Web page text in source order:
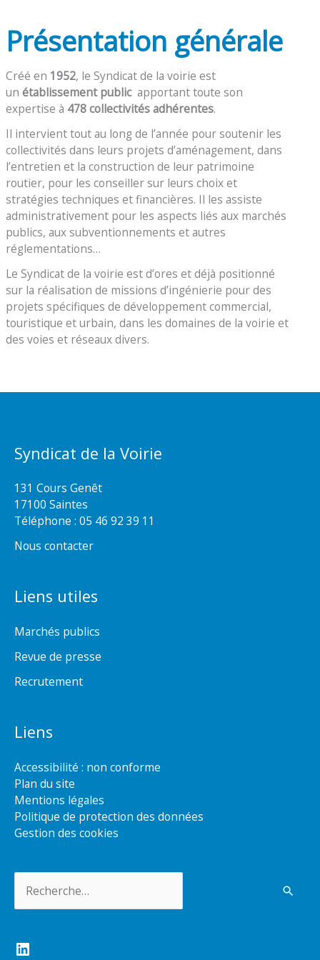
Présentation générale
Créé en 1952, le Syndicat de la voirie est
unétablissement publicapportant toute son
expertise à 478 collectivités adhérentes.
Il intervient tout au long de l’année pour soutenir les
collectivités dans leurs projets d’aménagement, dans
l’entretien et la construction de leur patrimoine
routier, pour les conseiller sur leurs choix et
stratégies techniques et financières. Il les assiste
administrativement pour les aspects liés aux marchés
publics, aux subventionnements et autres
réglementations…
Le Syndicat de la voirie est d’ores et déjà positionné
sur la réalisation de missions d’ingénierie pour des
projets spécifiques de développement commercial,
touristique et urbain, dans les domaines de la voirie et
des voies et réseaux divers.
Syndicat de la Voirie
131 Cours Genêt
17100 Saintes
Téléphone : 05 46 92 39 11
Nous contacter
Liens utiles
Marchés publics
Revue de presse
Recrutement
Liens
Accessibilité : non conforme
Plan du site
Mentions légales
Politique de protection des données
Gestion des cookies
LinkedIn